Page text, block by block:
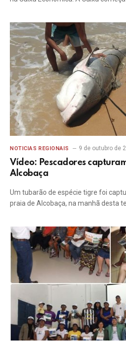
NOTICIAS REGIONAIS 9 de outubro de
Vídeo: Pescadores
Alcobaça
Um tubarão de espécie tigre foi
praia de Alcobaça, na manhã desta